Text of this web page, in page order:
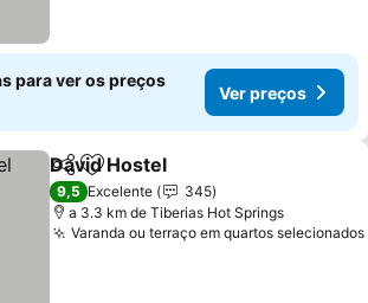
para ver os preços
Ver preços
PartilharAdicionar aos favoritos
David Hostel
9,5 Excelente
345
a 3.3 km de Tiberias Hot Springs
Varanda ou terraço em quartos selecionados